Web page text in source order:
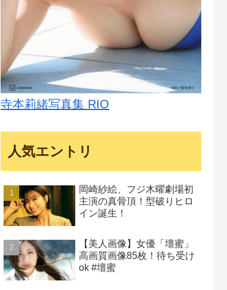
寺本莉緒写真集 RIO
人気エントリ
岡崎紗絵、フジ木曜劇場初
主演の真骨頂！型破りヒロ
イン誕生！
【美人画像】女優「壇蜜」
高画質画像85枚！待ち受け
ok #壇蜜